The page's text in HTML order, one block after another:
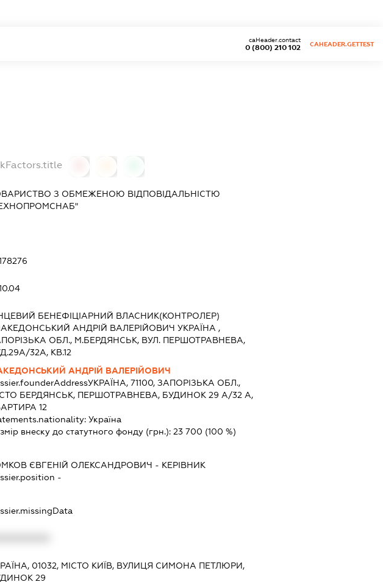
0 (800) 210 102
caHeader.contact
CAHEADER.GETTEST
З ОБМЕЖЕНОЮ ВІДПОВІДАЛЬНІСТЮ
БЕНЕФІЦІАРНИЙ ВЛАСНИК(КОНТРОЛЕР)
АНДРІЙ ВАЛЕРІЙОВИЧ УКРАЇНА ,
ОБЛ., М.БЕРДЯНСЬК, ВУЛ. ПЕРШОТРАВНЕВА,
32А, КВ.12
АНДРІЙ ВАЛЕРІЙОВИЧ
УКРАЇНА, 71100, ЗАПОРІЗЬКА ОБЛ.,
БЕРДЯНСЬК, ПЕРШОТРАВНЕВА, БУДИНОК 29 А/32 А,
12
Україна
внеску до статутного фонду (грн.):23 700 (100 %)
ЄВГЕНІЙ ОЛЕКСАНДРОВИЧ - КЕРІВНИК
-
01032, МІСТО КИЇВ, ВУЛИЦЯ СИМОНА ПЕТЛЮРИ,
29